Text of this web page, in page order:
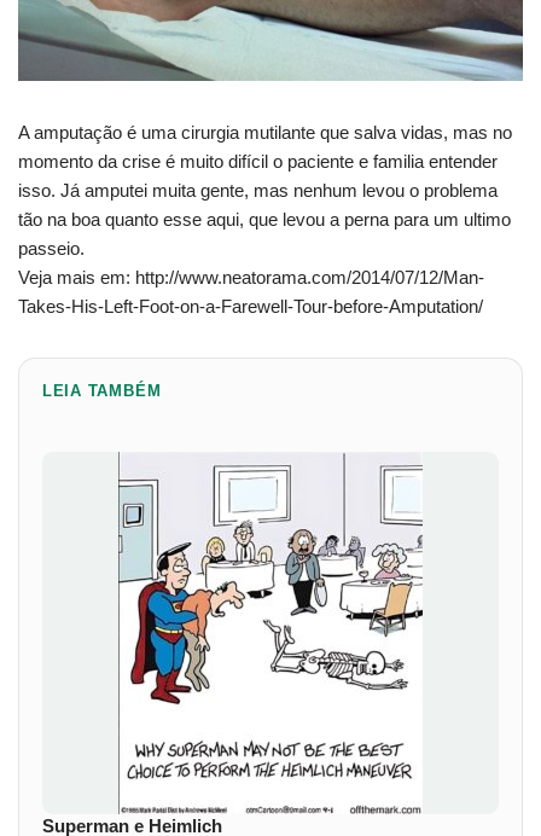
A amputação é uma cirurgia mutilante que salva vidas, mas no
momento da crise é muito difícil o paciente e familia entender
isso. Já amputei muita gente, mas nenhum levou o problema
tão na boa quanto esse aqui, que levou a perna para um ultimo
passeio.
Veja mais em: http://www.neatorama.com/2014/07/12/Man-
Takes-His-Left-Foot-on-a-Farewell-Tour-before-Amputation/
LEIA TAMBÉM
Superman e Heimlich